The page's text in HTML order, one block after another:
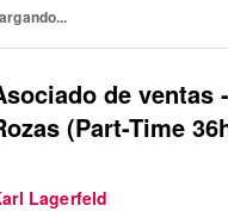
de ventas
(Part-Time
Lagerfeld